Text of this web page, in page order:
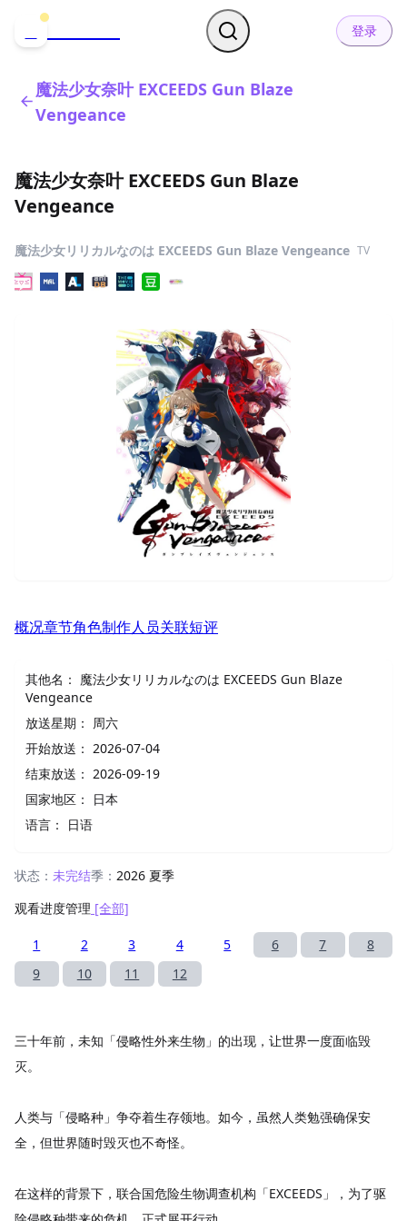
登录
魔法少女奈叶 EXCEEDS Gun Blaze
Vengeance
魔法少女奈叶 EXCEEDS Gun Blaze
Vengeance
魔法少女リリカルなのは EXCEEDS Gun Blaze Vengeance TV
概况章节角色制作人员关联短评
其他名： 魔法少女リリカルなのは EXCEEDS Gun Blaze
Vengeance
放送星期： 周六
开始放送： 2026-07-04
结束放送： 2026-09-19
国家地区：
日本
语言：
日语
状态： 未完结季： 2026 夏季
观看进度管理 [全部]
1 2 3 4 5 6 7
8
9
10 11 12
三十年前，未知「侵略性外来生物」的出现，让世界一度面临毁
灭。
人类与「侵略种」争夺着生存领地。如今，虽然人类勉强确保安
全，但世界随时毁灭也不奇怪。
在这样的背景下，联合国危险生物调查机构「EXCEEDS」，为了驱